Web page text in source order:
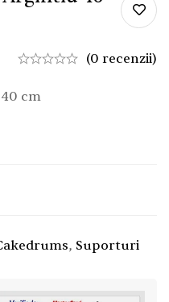
(0 recenzii)
cm
, Suporturi